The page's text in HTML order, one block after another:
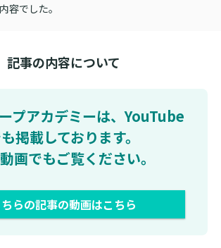
容でした。
記事の内容について
プアカデミーは、YouTube
掲載しております。
画でもご覧ください。
らの記事の動画はこちら